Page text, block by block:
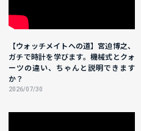
【ウォッチメイトへの道】宮迫博之、
ガチで時計を学びます。機械式とクォ
ーツの違い、ちゃんと説明できます
か？
2026/07/30